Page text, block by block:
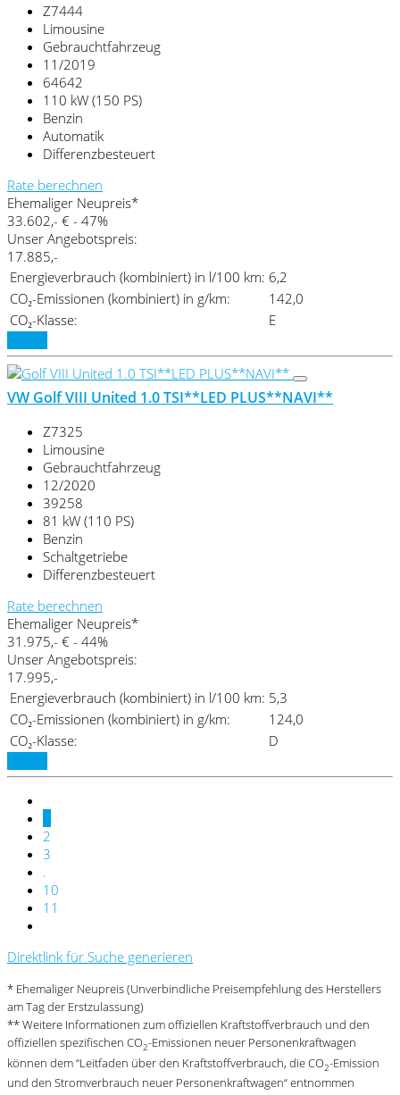
Z7444
Limousine
Gebrauchtfahrzeug
11/2019
64642
110 kW (150 PS)
Benzin
Automatik
Differenzbesteuert
Rate berechnen
Ehemaliger Neupreis*
33.602,- € - 47%
Unser Angebotspreis:
17.885,-
Energieverbrauch (kombiniert) in l/100 km: 6,2
CO₂-Emissionen (kombiniert) in g/km:
142,0
CO₂-Klasse:
E
VW Golf VIII United 1.0 TSI**LED PLUS**NAVI**
Z7325
Limousine
Gebrauchtfahrzeug
12/2020
39258
81 kW (110 PS)
Benzin
Schaltgetriebe
Differenzbesteuert
Rate berechnen
Ehemaliger Neupreis*
31.975,- € - 44%
Unser Angebotspreis:
17.995,-
Energieverbrauch (kombiniert) in l/100 km: 5,3
CO₂-Emissionen (kombiniert) in g/km:
124,0
CO₂-Klasse:
D
2
3
.
10
11
Direktlink für Suche generieren
* Ehemaliger Neupreis (Unverbindliche Preisempfehlung des Herstellers
am Tag der Erstzulassung)
** Weitere Informationen zum offiziellen Kraftstoffverbrauch und den
offiziellen spezifischen CO2-Emissionen neuer Personenkraftwagen
können dem “Leitfaden über den Kraftstoffverbrauch, die CO2-Emission
und den Stromverbrauch neuer Personenkraftwagen“ entnommen